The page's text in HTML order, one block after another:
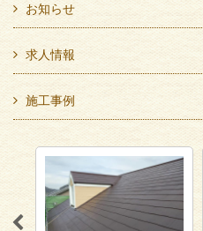
お知らせ
求人情報
施工事例